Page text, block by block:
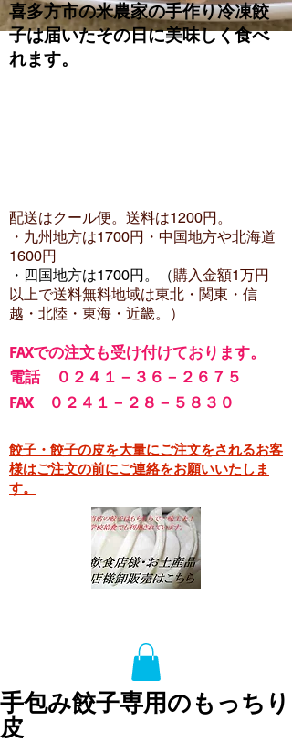
喜多方市の米農家の手作り冷凍餃
子は届いたその日に美味しく食べ
れます。
配送はクール便。送料は1200円。
・​九州地方は1700円 ・中国地方や北海道
1600円
・四国地方は1700円。（購入金額1万円
以上で送料無料地域は東北・関東・信
越・北陸・東海・近畿。）
FAXでの注文も受け付けております。
電話 ０２４１－３６－２６７５
FAX ０２４１－２８－５８３０
餃子・餃子の皮を大量にご注文をされるお客
様はご注文の前にご連絡をお願いいたしま
す。​
手包み餃子専用のもっちり
皮